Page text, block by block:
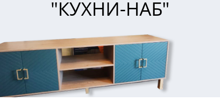
"КУХНИ-НАБ"